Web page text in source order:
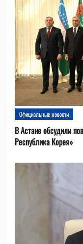
Официальные новости
В Астане обсудили
Республика Корея»